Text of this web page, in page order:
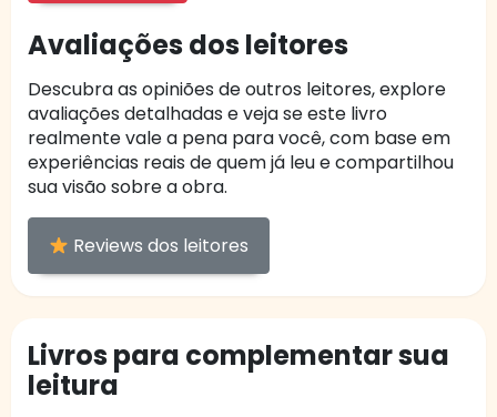
Avaliações dos leitores
Descubra as opiniões de outros leitores, explore
avaliações detalhadas e veja se este livro
realmente vale a pena para você, com base em
experiências reais de quem já leu e compartilhou
sua visão sobre a obra.
Reviews dos leitores
Livros para complementar sua
leitura